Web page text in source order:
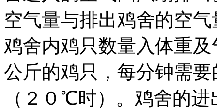
空气量与排出鸡舍的空
鸡舍内鸡只数量入体重
公斤的鸡只，每分钟需
（２０℃时）。鸡舍的